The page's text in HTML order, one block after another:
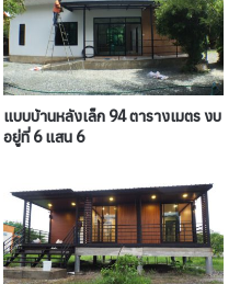
แบบบ้านหลังเล็ก 94 ตารางเมตร งบ
อยู่ที่ 6 แสน 6